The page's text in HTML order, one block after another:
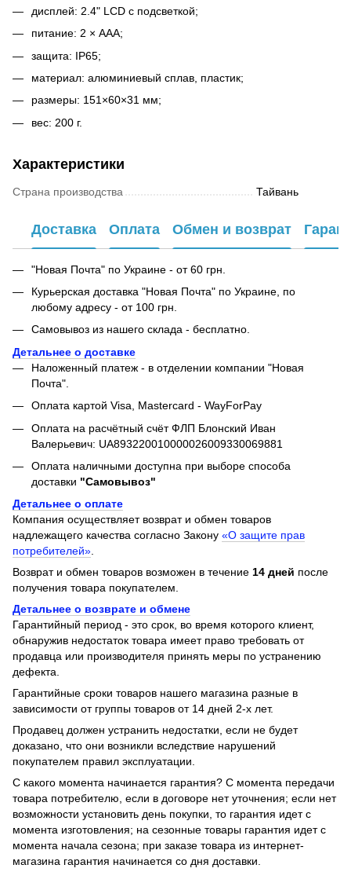
дисплей: 2.4" LCD с подсветкой;
питание: 2 × AAA;
защита: IP65;
материал: алюминиевый сплав, пластик;
размеры: 151×60×31 мм;
вес: 200 г.
Характеристики
Страна производства Тайвань
Доставка Оплата Обмен и возврат
"Новая Почта" по Украине - от 60 грн.
Курьерская доставка "Новая Почта" по Украине, по
любому адресу - от 100 грн.
Самовывоз из нашего склада - бесплатно.
Детальнее о доставке
Наложенный платеж - в отделении компании "Новая
Почта".
Оплата картой Visa, Mastercard - WayForPay
Оплата на расчётный счёт ФЛП Блонский Иван
Валерьевич: UA893220010000026009330069881
Оплата наличными доступна при выборе способа
доставки "Самовывоз"
Детальнее о оплате
Компания осуществляет возврат и обмен товаров
надлежащего качества согласно Закону «О защите прав
потребителей».
Возврат и обмен товаров возможен в течение 14 дней после
получения товара покупателем.
Детальнее о возврате и обмене
Гарантийный период - это срок, во время которого клиент,
обнаружив недостаток товара имеет право требовать от
продавца или производителя принять меры по устранению
дефекта.
Гарантийные сроки товаров нашего магазина разные в
зависимости от группы товаров от 14 дней 2-х лет.
Продавец должен устранить недостатки, если не будет
доказано, что они возникли вследствие нарушений
покупателем правил эксплуатации.
С какого момента начинается гарантия? С момента передачи
товара потребителю, если в договоре нет уточнения; если нет
возможности установить день покупки, то гарантия идет с
момента изготовления; на сезонные товары гарантия идет с
момента начала сезона; при заказе товара из интернет-
магазина гарантия начинается со дня доставки.